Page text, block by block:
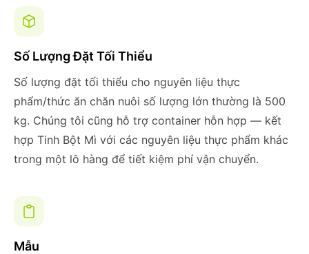
Số Lượng Đặt Tối Thiểu
Số lượng đặt tối thiểu cho nguyên liệu thực
phẩm/thức ăn chăn nuôi số lượng lớn thường là 500
kg. Chúng tôi cũng hỗ trợ container hỗn hợp — kết
hợp Tinh Bột Mì với các nguyên liệu thực phẩm khác
trong một lô hàng để tiết kiệm phí vận chuyển.
Mẫu